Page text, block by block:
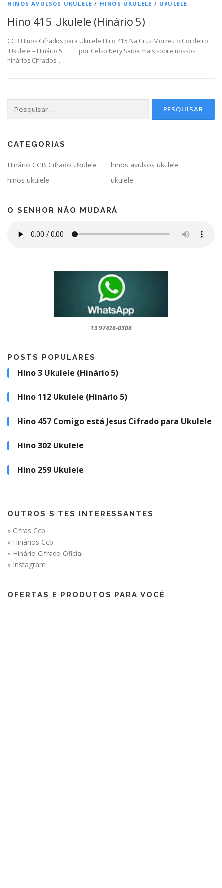
HINOS AVULSOS UKULELE / HINOS UKULELE / UKULELE
Hino 415 Ukulele (Hinário 5)
CCB Hinos Cifrados para Ukulele Hino 415 Na Cruz Morreu o Cordeiro
Ukulele – Hinário 5 por Celso Nery Saiba mais sobre nossos
hinários Cifrados …
por:
CATEGORIAS
Hinário CCB Cifrado Ukulele
hinos avulsos ukulele
hinos ukulele
ukulele
O SENHOR NÃO MUDARÁ
13 97426-0306
POSTS POPULARES
Hino 3 Ukulele (Hinário 5)
Hino 112 Ukulele (Hinário 5)
Hino 457 Comigo está Jesus Cifrado para Ukulele
Hino 302 Ukulele
Hino 259 Ukulele
OUTROS SITES INTERESSANTES
» Cifras Ccb
» Hinários Ccb
» Hinário Cifrado Oficial
» Instagram
OFERTAS E PRODUTOS PARA VOCÊ